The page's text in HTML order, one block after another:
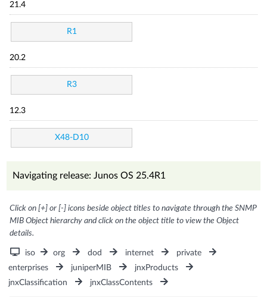
21.4
R1
20.2
R3
12.3
X48-D10
Navigating release: Junos OS 25.4R1
Click on [+] or [-] icons beside object titles to navigate through the SNMP
MIB Object hierarchy and click on the object title to view the Object
details.
iso org dod internet
private
enterprises
juniperMIB
jnxProducts
jnxClassification
jnxClassContents